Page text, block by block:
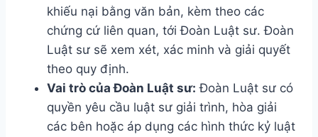
khiếu nại bằng văn bản, kèm theo các
chứng cứ liên quan, tới Đoàn Luật sư. Đoàn
Luật sư sẽ xem xét, xác minh và giải quyết
theo quy định.
Vai trò của Đoàn Luật sư: Đoàn Luật sư có
quyền yêu cầu luật sư giải trình, hòa giải
các bên hoặc áp dụng các hình thức kỷ luật